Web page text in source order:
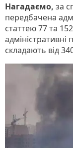
Нагадаємо, за
передбачена
статтею 77 та
складають від